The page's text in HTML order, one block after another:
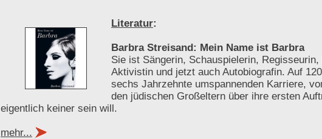
Literatur:
Barbra Streisand: Mein Name ist Barbra
Sie ist Sängerin, Schauspielerin,
Aktivistin und jetzt auch Autobiografin. Auf
sechs Jahrzehnte umspannenden Karriere,
den jüdischen Großeltern über ihre ersten
eigentlich keiner sein will.
mehr...